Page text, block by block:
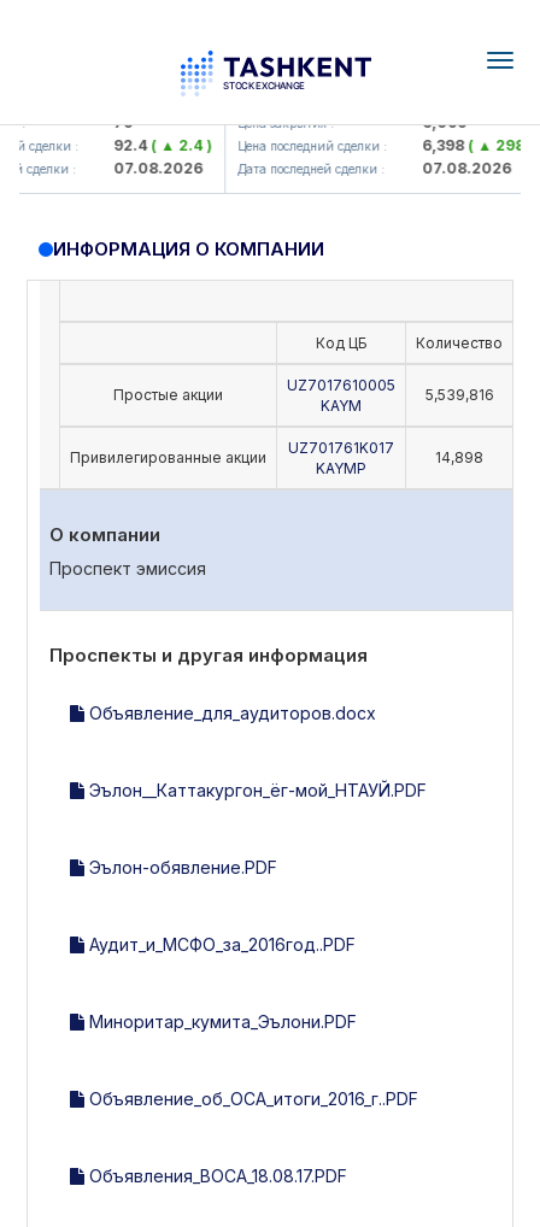
: 79
сделки : 92.4( ▲ 2.4 )
сделки : 07.08.2026
UZMK (<O'zmetkombinat> AJ)
Цена закрытия : 6,099
Цена последний сделки : 6,398( ▲ 298.04
Дата последней сделки : 07.08.2026
ИНФОРМАЦИЯ О КОМПАНИИ
Код ЦБ Количество
Простые акции
UZ7017610005
KAYM
5,539,816
Привилегированные акции
UZ701761K017
KAYMP
14,898
О компании
Проспект эмиссия
Проспекты и другая информация
Объявление_для_аудиторов.docx
Эълон__Каттакургон_ёг-мой_НТАУЙ.PDF
Эълон-обявление.PDF
Аудит_и_МСФО_за_2016год..PDF
Миноритар_кумита_Эълони.PDF
Объявление_об_ОСА_итоги_2016_г..PDF
Объявления_ВОСА_18.08.17.PDF